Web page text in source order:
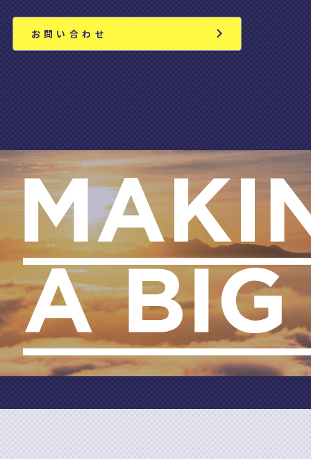
お問い合わせ